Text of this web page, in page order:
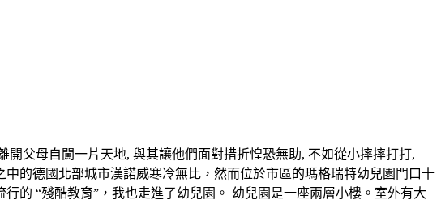
父母自闖一片天地, 與其讓他們面對措折惶恐無助, 不如從小摔摔打打,
的德國北部城市漢諾威寒冷無比，然而位於市區的瑪格瑞特幼兒園門口十
的 “殘酷教育”，我也走進了幼兒園。 幼兒園是一座兩層小樓。室外有大